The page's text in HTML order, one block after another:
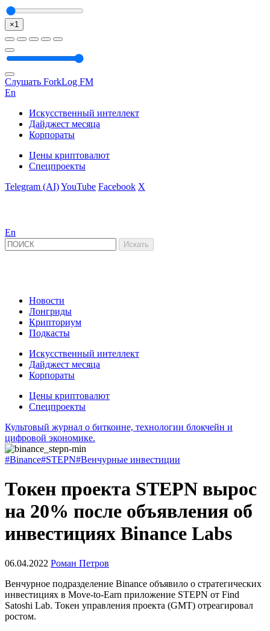
×1
Слушать ForkLog FM
En
Искусственный интеллект
Дайджест месяца
Корпораты
Цены криптовалют
Спецпроекты
Telegram (AI)YouTube Facebook X
En
Новости
Лонгриды
Крипториум
Подкасты
Искусственный интеллект
Дайджест месяца
Корпораты
Цены криптовалют
Спецпроекты
Культовый журнал о биткоине, технологии блокчейн и
цифровой экономике.
#Binance#STEPN#Венчурные инвестиции
Токен проекта STEPN вырос
на 20% после объявления об
инвестициях Binance Labs
06.04.2022 Роман Петров
Венчурное подразделение Binance объявило о стратегических
инвестициях в Move-to-Earn приложение STEPN от Find
Satoshi Lab. Токен управления проекта (GMT) отреагировал
ростом.